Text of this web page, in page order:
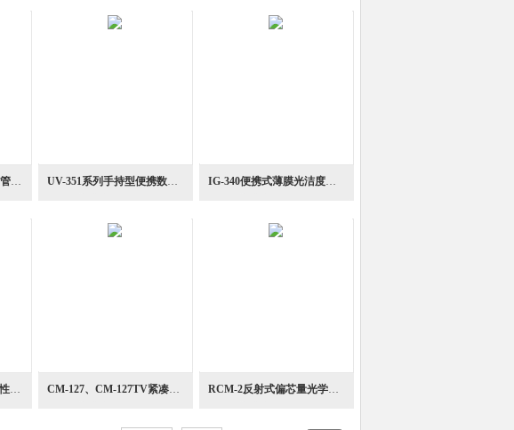
UV-M08便携式生产现场管理紫外灯测量器光学仪器 UV-351系列手持型便携数字光量计照度测量仪 IG-340便携式薄膜光洁度检测仪光学测量仪
UA-20Y便携式亮度均匀性测量光学测量仪 CM-127、CM-127TV紧凑型光学定芯显微镜 RCM-2反射式偏芯量光学测量仪